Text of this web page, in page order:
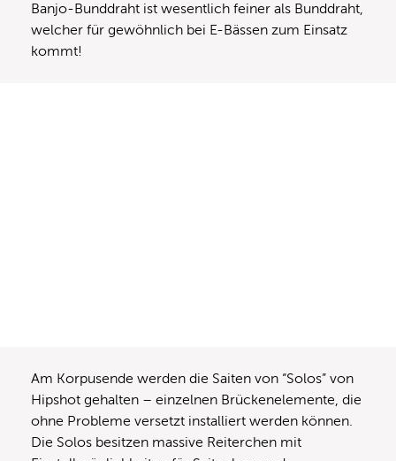
Banjo-Bunddraht ist wesentlich feiner als Bunddraht,
welcher für gewöhnlich bei E-Bässen zum Einsatz
kommt!
Am Korpusende werden die Saiten von “Solos” von
Hipshot gehalten – einzelnen Brückenelemente, die
ohne Probleme versetzt installiert werden können.
Die Solos besitzen massive Reiterchen mit